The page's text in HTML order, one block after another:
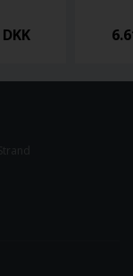
DKK